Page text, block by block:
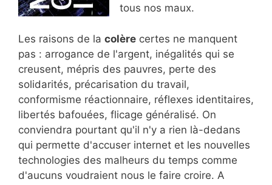
tous nos maux.
Les raisons de la colère certes ne manquent
pas : arrogance de l'argent, inégalités qui se
creusent, mépris des pauvres, perte des
solidarités, précarisation du travail,
conformisme réactionnaire, réflexes identitaires,
libertés bafouées, flicage généralisé. On
conviendra pourtant qu'il n'y a rien là-dedans
qui permette d'accuser internet et les nouvelles
technologies des malheurs du temps comme
d'aucuns voudraient nous le faire croire. A